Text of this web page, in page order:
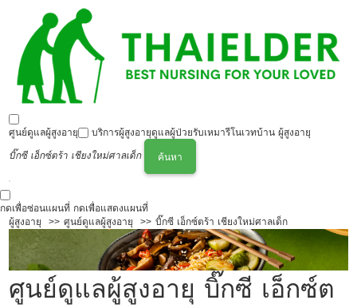
ศูนย์ดูแลผู้สูงอายุ บริการผู้สูงอายุดูแลผู้ป่วยรับเหมารีโนเวทบ้าน ผู้สูงอายุ
บิ๊กซี เอ็กซ์ตร้า เชียงใหม่ศาลเด็ก
ค้นหา
กดเพื่อซ่อนแผนที่ กดเพื่อแสดงแผนที่
ผู้สูงอายุ
ศูนย์ดูแลผู้สูงอายุ บิ๊กซี เอ็กซ์ตร้า เชียงใหม่ศาลเด็ก
ศูนย์ดูแลผู้สูงอายุ บิ๊กซี เอ็กซ์ต